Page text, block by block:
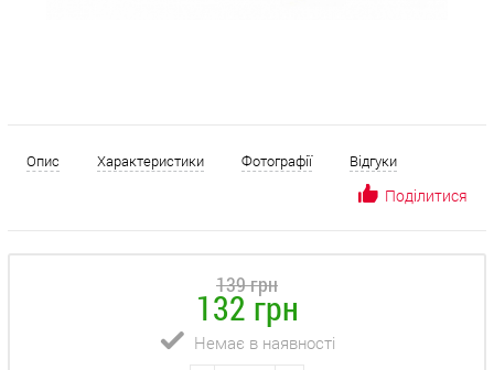
Опис Характеристики Фотографії Відгуки
Поділитися
139 грн
132 грн
Немає в наявності